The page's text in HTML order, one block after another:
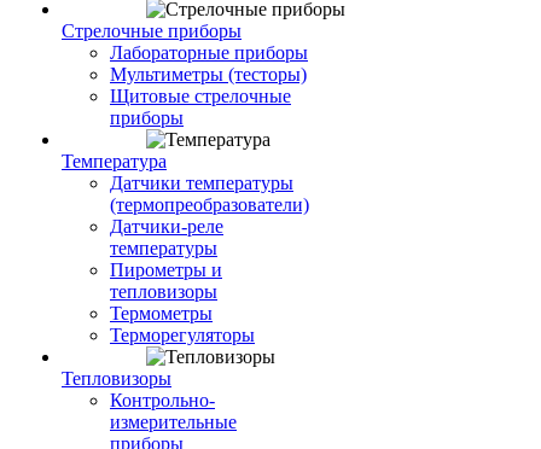
Стрелочные приборы
Лабораторные приборы
Мультиметры (тесторы)
Щитовые стрелочные
приборы
Температура
Датчики температуры
(термопреобразователи)
Датчики-реле
температуры
Пирометры и
тепловизоры
Термометры
Терморегуляторы
Тепловизоры
Контрольно-
измерительные
приборы